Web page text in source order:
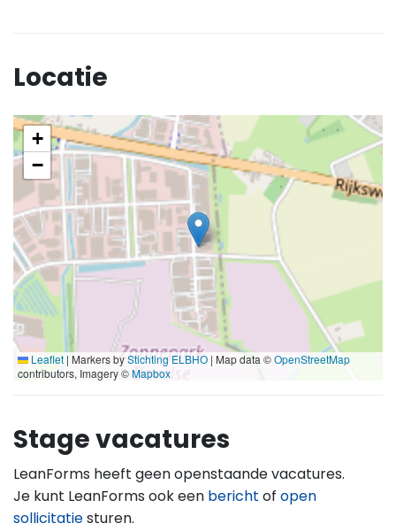
Locatie
+
−
Leaflet | Markers byStichting ELBHO | Map data ©OpenStreetMap
contributors, Imagery ©Mapbox
Stage vacatures
LeanForms heeft geen openstaande vacatures.
Je kunt LeanForms ook een bericht of open
sollicitatiesturen.